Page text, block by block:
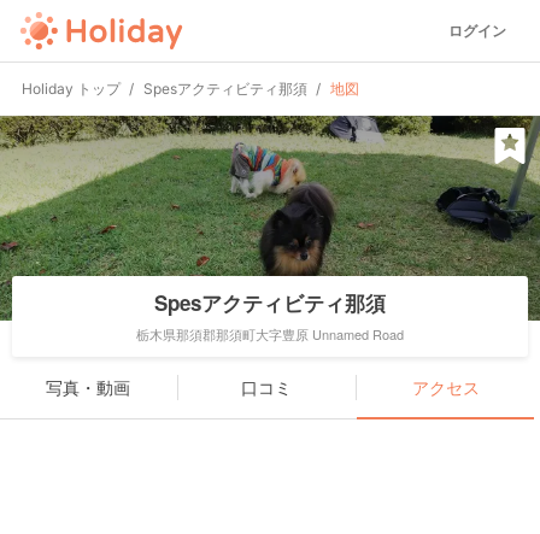
ログイン
Holiday トップ Spesアクティビティ那須 地図
Spesアクティビティ那須
栃木県那須郡那須町大字豊原 Unnamed Road
写真・動画 口コミ アクセス